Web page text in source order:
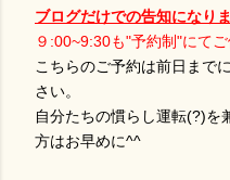
ブログだけでの告知になりま
９:00~9:30も"予約制"にて
こちらのご予約は前日まで
さい。
自分たちの慣らし運転(?)を
方はお早めに^^